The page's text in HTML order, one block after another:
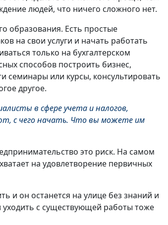
людей, что ничего сложного нет.
образования. Есть простые
на свои услуги и начать работать
только на бухгалтерском
способов построить бизнес,
семинары или курсы, консультировать
другое.
в сфере учета и налогов,
с чего начать. Что вы можете им
это риск. На самом
на удовлетворение первичных
и он останется на улице без знаний и
уходить с существующей работы тоже